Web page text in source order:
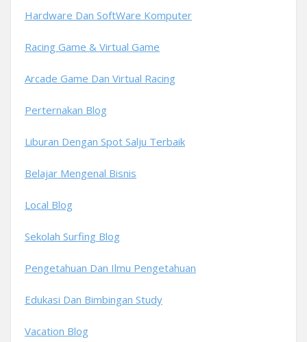
Hardware Dan SoftWare Komputer
Racing Game & Virtual Game
Arcade Game Dan Virtual Racing
Perternakan Blog
Liburan Dengan Spot Salju Terbaik
Belajar Mengenal Bisnis
Local Blog
Sekolah Surfing Blog
Pengetahuan Dan Ilmu Pengetahuan
Edukasi Dan Bimbingan Study
Vacation Blog